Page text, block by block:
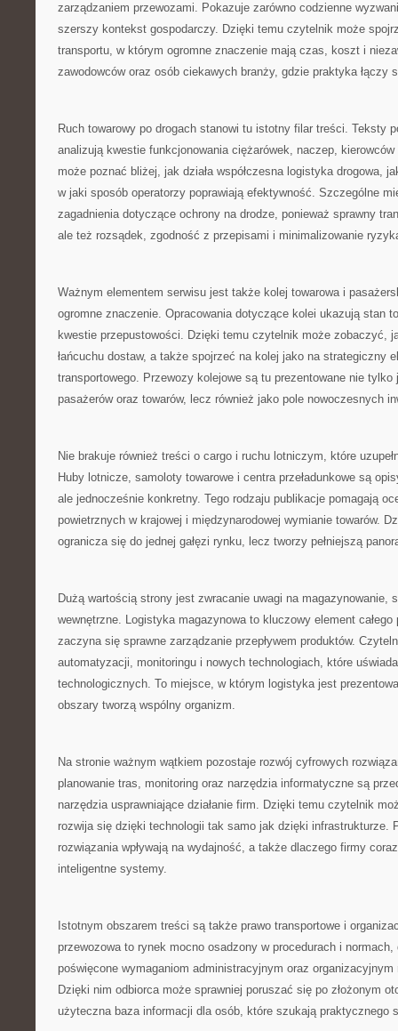
zarządzaniem przewozami. Pokazuje zarówno codzienne
szerszy kontekst gospodarczy. Dzięki temu czytelnik może
transportu, w którym ogromne znaczenie mają czas, koszt i
zawodowców oraz osób ciekawych branży, gdzie praktyka łączy
Ruch towarowy po drogach stanowi tu istotny filar treści. Teksty
analizują kwestie funkcjonowania ciężarówek, naczep,
może poznać bliżej, jak działa współczesna logistyka drogowa,
w jaki sposób operatorzy poprawiają efektywność. Szczególne
zagadnienia dotyczące ochrony na drodze, ponieważ sprawny
ale też rozsądek, zgodność z przepisami i minimalizowanie
Ważnym elementem serwisu jest także kolej towarowa i
ogromne znaczenie. Opracowania dotyczące kolei ukazują stan
kwestie przepustowości. Dzięki temu czytelnik może zobaczyć,
łańcuchu dostaw, a także spojrzeć na kolej jako na strategiczny
transportowego. Przewozy kolejowe są tu prezentowane nie tylko
pasażerów oraz towarów, lecz również jako pole nowoczesnych
Nie brakuje również treści o cargo i ruchu lotniczym, które
Huby lotnicze, samoloty towarowe i centra przeładunkowe są
ale jednocześnie konkretny. Tego rodzaju publikacje pomagają
powietrznych w krajowej i międzynarodowej wymianie towarów.
ogranicza się do jednej gałęzi rynku, lecz tworzy pełniejszą
Dużą wartością strony jest zwracanie uwagi na magazynowanie,
wewnętrzne. Logistyka magazynowa to kluczowy element całego
zaczyna się sprawne zarządzanie przepływem produktów.
automatyzacji, monitoringu i nowych technologiach, które
technologicznych. To miejsce, w którym logistyka jest
obszary tworzą wspólny organizm.
Na stronie ważnym wątkiem pozostaje rozwój cyfrowych
planowanie tras, monitoring oraz narzędzia informatyczne są
narzędzia usprawniające działanie firm. Dzięki temu czytelnik
rozwija się dzięki technologii tak samo jak dzięki infrastrukturze.
rozwiązania wpływają na wydajność, a także dlaczego firmy
inteligentne systemy.
Istotnym obszarem treści są także prawo transportowe i
przewozowa to rynek mocno osadzony w procedurach i normach,
poświęcone wymaganiom administracyjnym oraz
Dzięki nim odbiorca może sprawniej poruszać się po złożonym
użyteczna baza informacji dla osób, które szukają praktycznego